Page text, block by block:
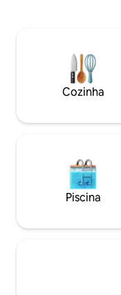
velocidade e alto-
Alexa em todos os
secadora. Mal
que você fique aqui
Cozinha
Piscina